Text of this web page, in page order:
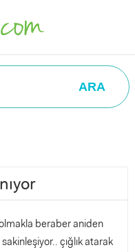
ARA
beraber aniden
çığlık atarak